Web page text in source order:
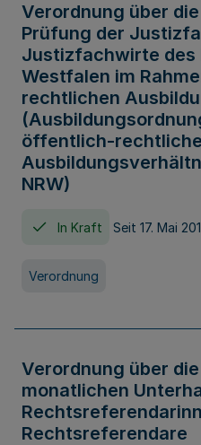
Verordnung über
Prüfung der
Justizfachwirte des
Westfalen im
rechtlichen
öffentlich-
NRW)
In Kraft Seit 17. Mai
Verordnung
Verordnung über
monatlichen
Rechtsreferendare